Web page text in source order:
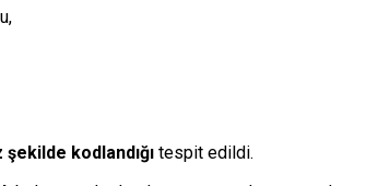
şekilde kodlandığı tespit edildi.